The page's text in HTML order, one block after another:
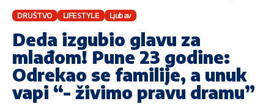
DRUŠTVO LIFESTYLE Ljubav
Deda izgubio glavu za
mlađom! Pune 23 godine:
Odrekao se familije, a unuk
vapi “- živimo pravu dramu”